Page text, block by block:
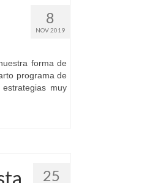
8
NOV 2019
forma de
programa de
muy
25